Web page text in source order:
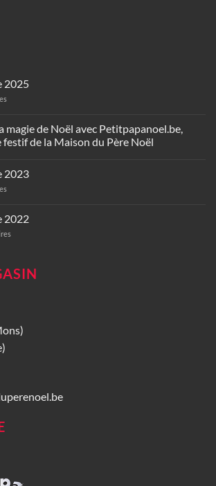
2025
magie de Noël avec Petitpapanoel.be,
de la Maison du Père Noël
2023
2022